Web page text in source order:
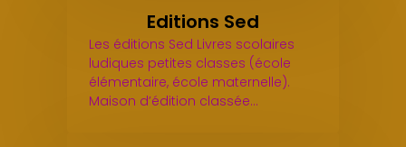
Editions Sed
Les éditions Sed Livres scolaires
ludiques petites classes (école
élémentaire, école maternelle).
Maison d’édition classée…